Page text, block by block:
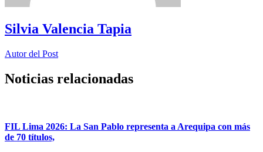
Silvia Valencia Tapia
Autor del Post
Noticias relacionadas
FIL Lima 2026: La San Pablo representa a Arequipa con más
de 70 títulos,